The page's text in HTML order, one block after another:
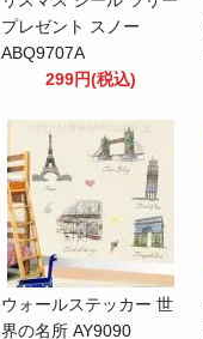
プレゼント スノー
ABQ9707A
299円(税込)
ウォールステッカー 世
界の名所 AY9090